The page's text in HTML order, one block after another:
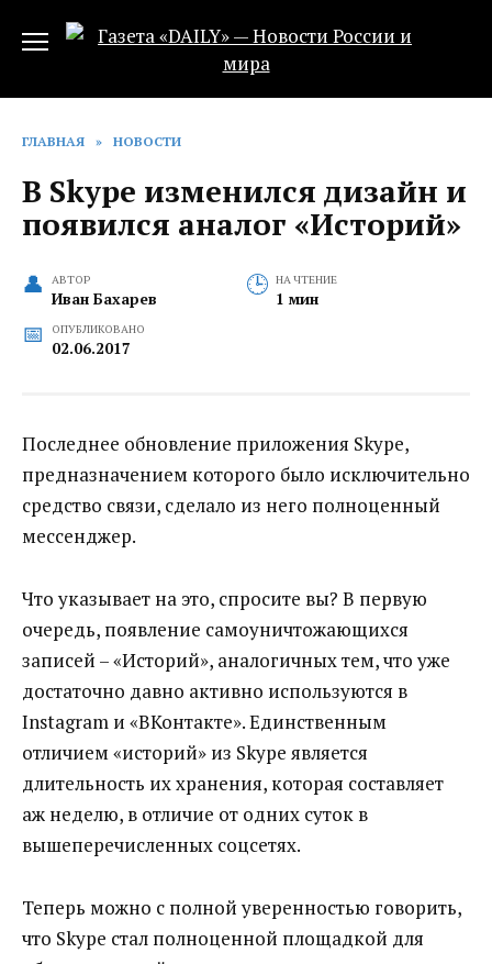
ГЛАВНАЯ » НОВОСТИ
В Skype изменился дизайн и
появился аналог «Историй»
АВТОР
Иван Бахарев
НА ЧТЕНИЕ
1 мин
ОПУБЛИКОВАНО
02.06.2017
Последнее обновление приложения Skype,
предназначением которого было исключительно
средство связи, сделало из него полноценный
мессенджер.
Что указывает на это, спросите вы? В первую
очередь, появление самоуничтожающихся
записей – «Историй», аналогичных тем, что уже
достаточно давно активно используются в
Instagram и «ВКонтакте». Единственным
отличием «историй» из Skype является
длительность их хранения, которая составляет
аж неделю, в отличие от одних суток в
вышеперечисленных соцсетях.
Теперь можно с полной уверенностью говорить,
что Skype стал полноценной площадкой для